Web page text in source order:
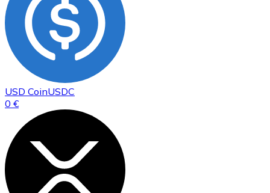
USD CoinUSDC
0 €